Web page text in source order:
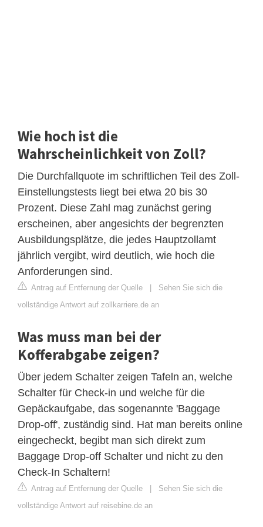
Wie hoch ist die
Wahrscheinlichkeit von Zoll?
Die Durchfallquote im schriftlichen Teil des Zoll-
Einstellungstests liegt bei etwa 20 bis 30
Prozent. Diese Zahl mag zunächst gering
erscheinen, aber angesichts der begrenzten
Ausbildungsplätze, die jedes Hauptzollamt
jährlich vergibt, wird deutlich, wie hoch die
Anforderungen sind.
Antrag auf Entfernung der Quelle | Sehen Sie sich die
vollständige Antwort auf zollkarriere.de an
Was muss man bei der
Kofferabgabe zeigen?
Über jedem Schalter zeigen Tafeln an, welche
Schalter für Check-in und welche für die
Gepäckaufgabe, das sogenannte 'Baggage
Drop-off', zuständig sind. Hat man bereits online
eingecheckt, begibt man sich direkt zum
Baggage Drop-off Schalter und nicht zu den
Check-In Schaltern!
Antrag auf Entfernung der Quelle | Sehen Sie sich die
vollständige Antwort auf reisebine.de an